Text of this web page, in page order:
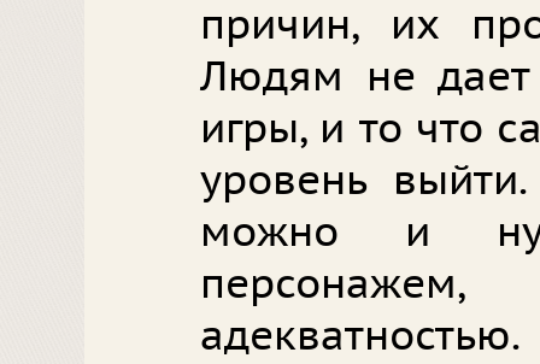
причин, их
Людям не дает
игры, и то что
уровень выйти.
можно и